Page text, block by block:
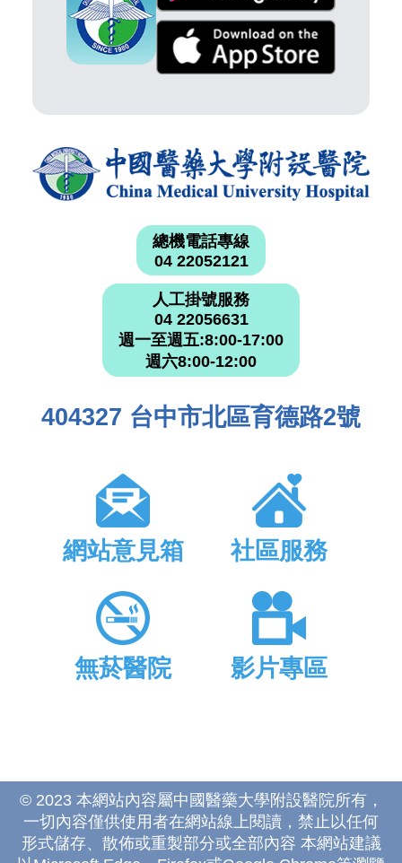
總機電話專線
04 22052121
人工掛號服務
04 22056631
週一至週五:8:00-17:00
週六8:00-12:00
404327 台中市北區育德路2號
網站意見箱 社區服務
無菸醫院 影片專區
© 2023 本網站內容屬中國醫藥大學附設醫院所有，
一切內容僅供使用者在網站線上閱讀，禁止以任何
形式儲存、散佈或重製部分或全部內容 本網站建議